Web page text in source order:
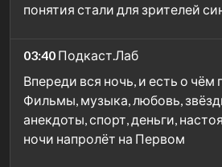
понятия стали для зрителей
03:40 Подкаст.Лаб
Впереди вся ночь, и есть о чём
Фильмы, музыка, любовь,
анекдоты, спорт, деньги,
ночи напролёт на Первом